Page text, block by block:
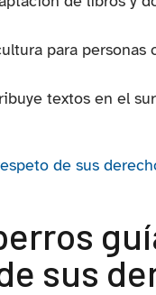
para personas
textos en el
sus